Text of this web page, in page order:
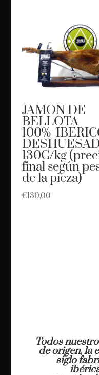
JAMON DE
BELLOTA
100%
130€/kg
final según
de la pieza)
€130,00
Todos
de origen, la
siglo